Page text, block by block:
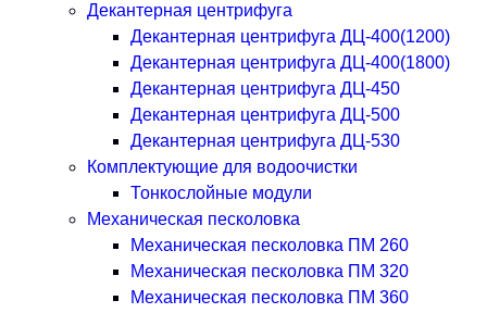
Декантерная центрифуга
Декантерная центрифуга ДЦ-400(1200)
Декантерная центрифуга ДЦ-400(1800)
Декантерная центрифуга ДЦ-450
Декантерная центрифуга ДЦ-500
Декантерная центрифуга ДЦ-530
Комплектующие для водоочистки
Тонкослойные модули
Механическая песколовка
Механическая песколовка ПM 260
Механическая песколовка ПM 320
Механическая песколовка ПM 360